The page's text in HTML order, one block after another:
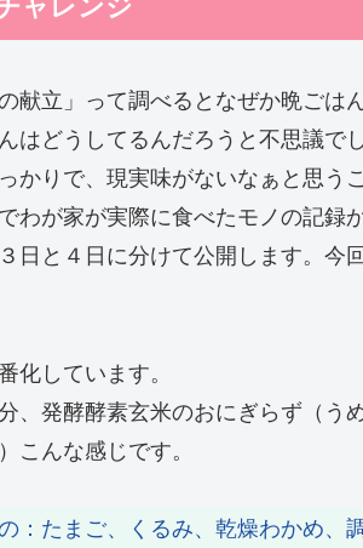
の献立」って調べるとなぜか晩ご
はどうしてるんだろうと不思議で
かりで、現実味がないなぁと思
わが家が実際に食べたモノの記録
日と４日に分けて公開します。今
化しています。
、発酵酵素玄米のおにぎらず（う
こんな感じです。
：たまご、くるみ、乾燥わかめ、